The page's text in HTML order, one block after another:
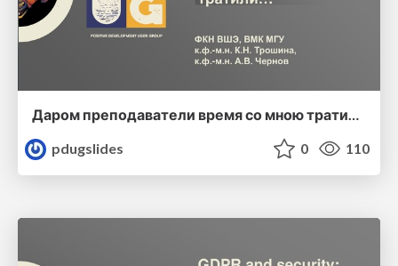
Даром преподаватели время со мною тратили…
pdugslides
0 110